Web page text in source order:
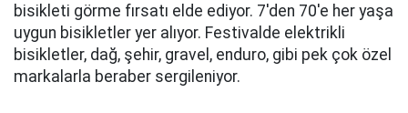
bisikleti görme fırsatı elde ediyor. 7'den 70'e her yaşa
uygun bisikletler yer alıyor. Festivalde elektrikli
bisikletler, dağ, şehir, gravel, enduro, gibi pek çok özel
markalarla beraber sergileniyor.